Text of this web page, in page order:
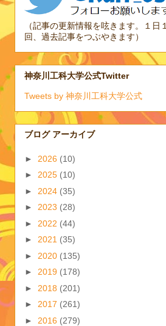
（記事の更新情報を呟きます。１日１
回、過去記事をつぶやきます）
神奈川工科大学公式Twitter
Tweets by 神奈川工科大学公式
ブログ アーカイブ
► 2026 (10)
► 2025 (10)
► 2024 (35)
► 2023 (28)
► 2022 (44)
► 2021 (35)
► 2020 (135)
► 2019 (178)
► 2018 (201)
► 2017 (261)
► 2016 (279)